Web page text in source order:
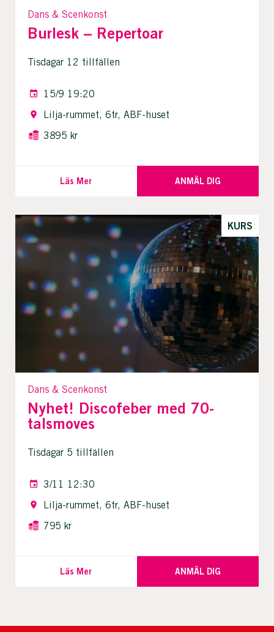
Dans & Scenkonst
Burlesk – Repertoar
Tisdagar 12 tillfällen
15/9 19:20
Lilja-rummet, 6tr, ABF-huset
3895 kr
Läs Mer ANMÄL DIG
KURS
Dans & Scenkonst
Nyhet! Discofeber med 70-
talsmoves
Tisdagar 5 tillfällen
3/11 12:30
Lilja-rummet, 6tr, ABF-huset
795 kr
Läs Mer ANMÄL DIG